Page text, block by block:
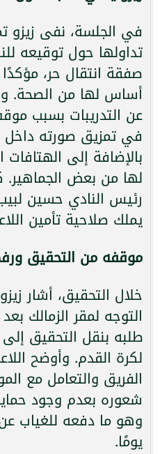
في الجلسة، نفى زيزو
تداولها حول توقيعه
صفقة انتقال حر، مؤكدًا
أساس لها من الصحة.
عن التدريبات بسبب
في تمزيق صورته داخل
بالإضافة إلى
لها من بعض الجماهير.
رئيس النادي حسين
يملك صلاحية تأمين
موقفه من التحقيق
خلال التحقيق، أشار
التوجه لمقر الزمالك
طلبه بنقل التحقيق
لكرة القدم. وأوضح
الفريق والتعامل مع
شعوره بعدم وجود
يومًا.